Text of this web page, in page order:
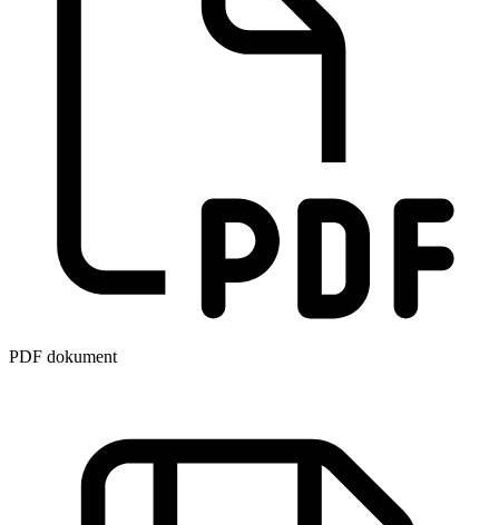
PDF dokument